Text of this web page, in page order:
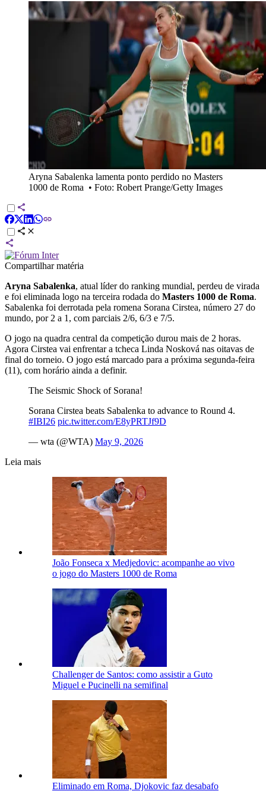
Aryna Sabalenka lamenta ponto perdido no Masters
1000 de Roma • Foto: Robert Prange/Getty Images
Compartilhar matéria
Aryna Sabalenka, atual líder do ranking mundial, perdeu de virada
e foi eliminada logo na terceira rodada do Masters 1000 de Roma.
Sabalenka foi derrotada pela romena Sorana Cirstea, número 27 do
mundo, por 2 a 1, com parciais 2/6, 6/3 e 7/5.
O jogo na quadra central da competição durou mais de 2 horas.
Agora Cirstea vai enfrentar a tcheca Linda Nosková nas oitavas de
final do torneio. O jogo está marcado para a próxima segunda-feira
(11), com horário ainda a definir.
The Seismic Shock of Sorana!
Sorana Cirstea beats Sabalenka to advance to Round 4.
#IBI26 pic.twitter.com/E8yPRTJf9D
— wta (@WTA) May 9, 2026
Leia mais
João Fonseca x Medjedovic: acompanhe ao vivo
o jogo do Masters 1000 de Roma
Challenger de Santos: como assistir a Guto
Miguel e Pucinelli na semifinal
Eliminado em Roma, Djokovic faz desabafo